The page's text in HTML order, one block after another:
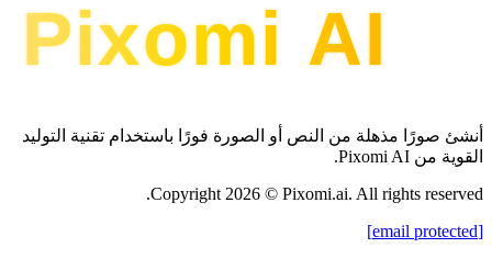
أنشئ صورًا مذهلة من النص أو الصورة فورًا باستخدام تقنية التوليد
القوية من Pixomi AI.
Copyright2026 © Pixomi.ai. All rights reserved.
[email protected]